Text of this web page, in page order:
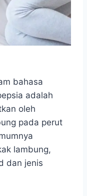
bahasa
adalah
oleh
pada perut
lambung,
dan jenis